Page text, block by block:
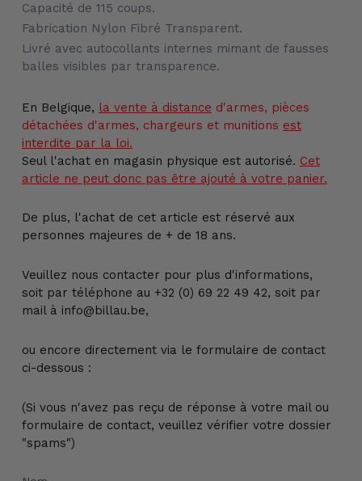
panier
Capacité de 115 coups.
Fabrication Nylon Fibré Transparent.
Livré avec autocollants internes mimant de fausses
balles visibles par transparence.
En Belgique, la vente à distance d'armes, pièces
détachées d'armes, chargeurs et munitions est
interdite par la loi.
Seul l'achat en magasin physique est autorisé. Cet
article ne peut donc pas être ajouté à votre panier.
De plus, l'achat de cet article est réservé aux
personnes majeures de + de 18 ans.
Veuillez nous contacter pour plus d'informations,
soit par téléphone au +32 (0) 69 22 49 42, soit par
mail à info@billau.be,
ou encore directement via le formulaire de contact
ci-dessous :
(Si vous n'avez pas reçu de réponse à votre mail ou
formulaire de contact, veuillez vérifier votre dossier
"spams")